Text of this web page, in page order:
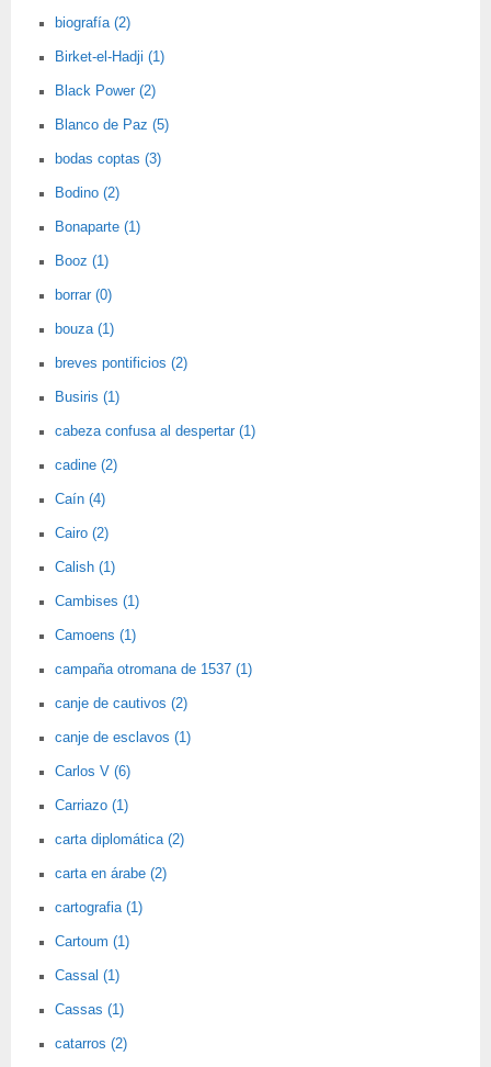
biografía (2)
Birket-el-Hadji (1)
Black Power (2)
Blanco de Paz (5)
bodas coptas (3)
Bodino (2)
Bonaparte (1)
Booz (1)
borrar (0)
bouza (1)
breves pontificios (2)
Busiris (1)
cabeza confusa al despertar (1)
cadine (2)
Caín (4)
Cairo (2)
Calish (1)
Cambises (1)
Camoens (1)
campaña otromana de 1537 (1)
canje de cautivos (2)
canje de esclavos (1)
Carlos V (6)
Carriazo (1)
carta diplomática (2)
carta en árabe (2)
cartografia (1)
Cartoum (1)
Cassal (1)
Cassas (1)
catarros (2)